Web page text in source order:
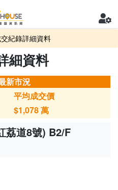
紀錄詳細資料
細資料
新市況
平均成交價
$1,078萬
荔道8號) B2/F